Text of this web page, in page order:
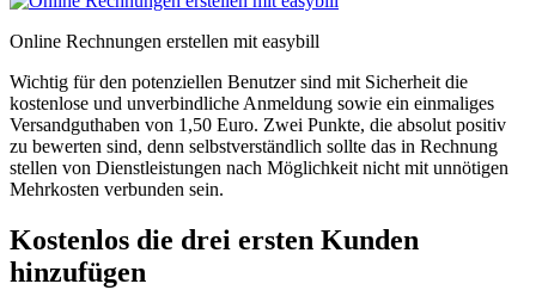
Online Rechnungen erstellen mit easybill
Wichtig für den potenziellen Benutzer sind mit Sicherheit die
kostenlose und unverbindliche Anmeldung sowie ein einmaliges
Versandguthaben von 1,50 Euro. Zwei Punkte, die absolut positiv
zu bewerten sind, denn selbstverständlich sollte das in Rechnung
stellen von Dienstleistungen nach Möglichkeit nicht mit unnötigen
Mehrkosten verbunden sein.
Kostenlos die drei ersten Kunden
hinzufügen